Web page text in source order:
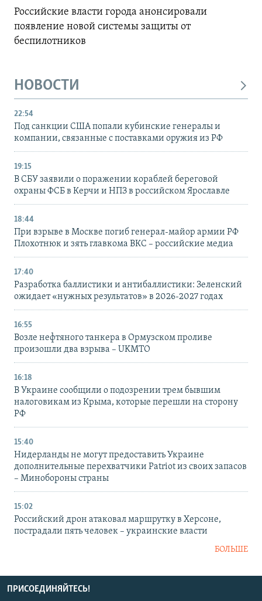
Российские власти города анонсировали
появление новой системы защиты от
беспилотников
НОВОСТИ
22:54
Под санкции США попали кубинские генералы и
компании, связанные с поставками оружия из РФ
19:15
В СБУ заявили о поражении кораблей береговой
охраны ФСБ в Керчи и НПЗ в российском Ярославле
18:44
При взрыве в Москве погиб генерал-майор армии РФ
Плохотнюк и зять главкома ВКС – российские медиа
17:40
Разработка баллистики и антибаллистики: Зеленский
ожидает «нужных результатов» в 2026-2027 годах
16:55
Возле нефтяного танкера в Ормузском проливе
произошли два взрыва – UKMTO
16:18
В Украине сообщили о подозрении трем бывшим
налоговикам из Крыма, которые перешли на сторону
РФ
15:40
Нидерланды не могут предоставить Украине
дополнительные перехватчики Patriot из своих запасов
– Минобороны страны
15:02
Российский дрон атаковал маршрутку в Херсоне,
пострадали пять человек – украинские власти
БОЛЬШЕ
ПРИСОЕДИНЯЙТЕСЬ!